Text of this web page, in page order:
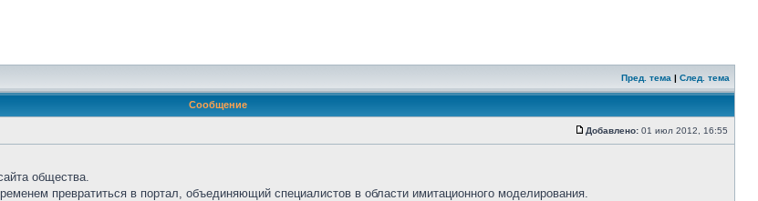
Пред. тема | След. тема
Сообщение
Добавлено: 01 июл 2012, 16:55
общества.
превратиться в портал, объединяющий специалистов в области имитационного моделирования.